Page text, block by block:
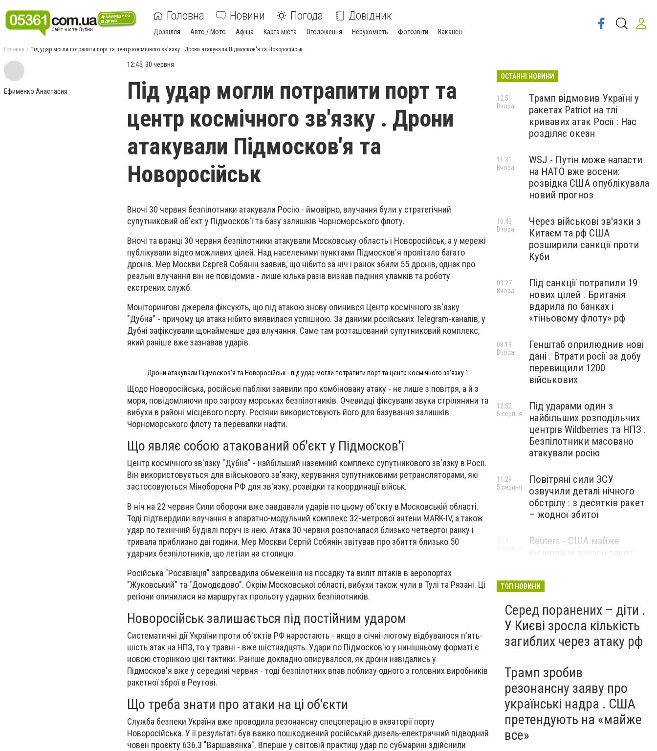
Головна Новини Погода Довідник
Дозвілля Авто / Мото Афіша Карта міста Оголошення Нерухомість Фотозвіти Вакансії
Головна Під удар могли потрапити порт та центр космічного зв'язку . Дрони атакували Підмосков'я та Новоросійськ
Ефименко Анастасия
12:45, 30 червня
Під удар могли потрапити порт та
центр космічного зв'язку . Дрони
атакували Підмосков'я та
Новоросійськ
Вночі 30 червня безпілотники атакували Росію - ймовірно, влучання були у стратегічний
супутниковий об'єкт у Підмосков'ї та базу залишків Чорноморського флоту.
Вночі та вранці 30 червня безпілотники атакували Московську область і Новоросійськ, а у мережі
публікували відео можливих цілей. Над населеними пунктами Підмосков'я пролітало багато
дронів. Мер Москви Сєргєй Собянін заявив, що нібито за ніч і ранок збили 55 дронів, однак про
реальні влучання він не повідомив - лише кілька разів визнав падіння уламків та роботу
екстрених служб.
Моніторингові джерела фіксують, що під атакою знову опинився Центр космічного зв'язку
"Дубна" - причому ця атака нібито виявилася успішною. За даними російських Telegram-каналів, у
Дубні зафіксували щонайменше два влучання. Саме там розташований супутниковий комплекс,
який раніше вже зазнавав ударів.
Дрони атакували Підмосков'я та Новоросійськ - під удар могли потрапити порт та центр космічного зв'язку 1
Щодо Новоросійська, російські пабліки заявили про комбіновану атаку - не лише з повітря, а й з
моря, повідомляючи про загрозу морських безпілотників. Очевидці фіксували звуки стрілянини та
вибухи в районі місцевого порту. Росіяни використовують його для базування залишків
Чорноморського флоту та перевалки нафти.
Що являє собою атакований об'єкт у Підмосков'ї
Центр космічного зв'язку "Дубна" - найбільший наземний комплекс супутникового зв'язку в Росії.
Він використовується для військового зв'язку, керування супутниковими ретрансляторами, які
застосовуються Міноборони РФ для зв'язку, розвідки та координації військ.
В ніч на 22 червня Сили оборони вже завдавали ударів по цьому об'єкту в Московській області.
Тоді підтвердили влучання в апаратно-модульний комплекс 32-метрової антени MARK-IV, а також
удар по технічній будівлі поруч із нею. Атака 30 червня розпочалася близько четвертої ранку і
тривала приблизно дві години. Мер Москви Сергій Собянін звітував про збиття близько 50
ударних безпілотників, що летіли на столицю.
Російська "Росавіація" запровадила обмеження на посадку та виліт літаків в аеропортах
"Жуковський" та "Домодєдово". Окрім Московської області, вибухи також чули в Тулі та Рязані. Ці
регіони опинилися на маршрутах прольоту ударних безпілотників.
Новоросійськ залишається під постійним ударом
Систематичні дії України проти об'єктів РФ наростають - якщо в січні-лютому відбувалося п'ять-
шість атак на НПЗ, то у травні - вже шістнадцять. Удари по Підмосков'ю у нинішньому форматі є
новою сторінкою цієї тактики. Раніше докладно описувалося, як дрони навідались у
Підмосков'я вже у середині червня - тоді безпілотник впав поблизу одного з головних виробників
ракетної зброї в Реутові.
Що треба знати про атаки на ці об'єкти
Служба безпеки України вже проводила резонансну спецоперацію в акваторії порту
Новоросійська. У її результаті був важко пошкоджений російський дизель-електричний підводний
човен проєкту 636.3 "Варшавянка". Вперше у світовій практиці удар по субмарині здійснили
ОСТАННІ НОВИНИ
Трамп відмовив Україні у
ракетах Patriot на тлі
кривавих атак Росії : Нас
розділяє океан
12:51
Вчора
WSJ - Путін може напасти
на НАТО вже восени:
розвідка США опублікувала
новий прогноз
11:31
Вчора
Через військові зв'язки з
Китаєм та рф США
розширили санкції проти
Куби
10:43
Вчора
Під санкції потрапили 19
нових цілей . Британія
вдарила по банках і
«тіньовому флоту» рф
09:27
Вчора
Генштаб оприлюднив нові
дані . Втрати росії за добу
перевищили 1200
військових
08:19
Вчора
Під ударами один з
найбільших розподільчих
центрів Wildberries та НПЗ .
Безпілотники масовано
атакували росію
12:52
5 серпня
Повітряні сили ЗСУ
озвучили деталі нічного
обстрілу : з десятків ракет
– жодної збитої
11:29
5 серпня
Reuters - США майже
ТОП НОВИНИ
Серед поранених – діти .
У Києві зросла кількість
загиблих через атаку рф
Трамп зробив
резонансну заяву про
українські надра . США
претендують на «майже
все»